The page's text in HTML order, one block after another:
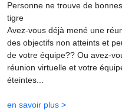
Personne ne trouve de
tigre
Avez-vous déjà mené une
des objectifs non atteints et
de votre équipe?? Ou avez-
réunion virtuelle et votre
éteintes...
en savoir plus >